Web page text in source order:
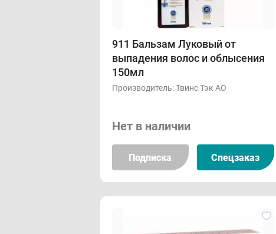
911 Бальзам Луковый от
выпадения волос и облысения
150мл
Производитель:Твинс Тэк АО
Нет в наличии
Подписка Спецзаказ